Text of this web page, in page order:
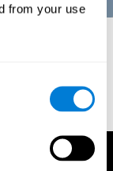
from your use